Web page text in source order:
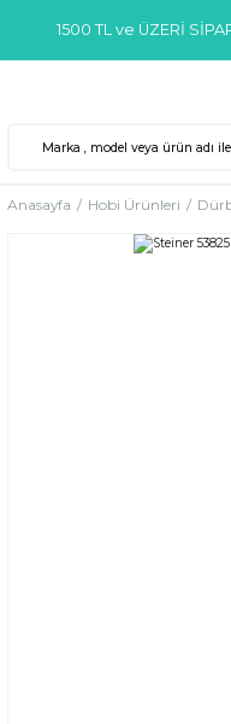
1500 TL ve ÜZERİ
Anasayfa Hobi Ürünleri